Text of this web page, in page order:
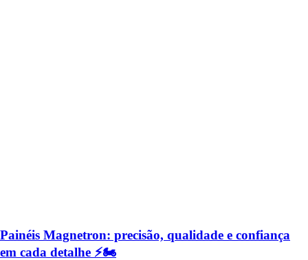
Painéis Magnetron: precisão, qualidade e confiança
em cada detalhe ⚡🏍️